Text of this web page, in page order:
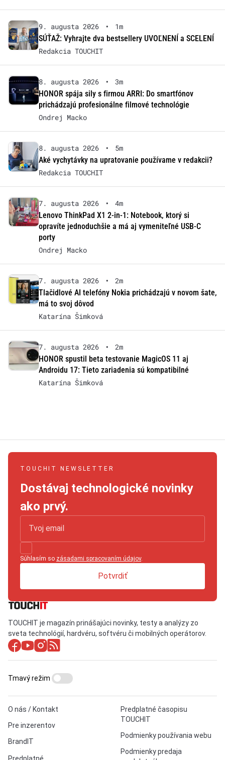
9. augusta 2026 •
1m
SÚŤAŽ: Vyhrajte dva bestsellery UVOĽNENÍ a SCELENÍ
Redakcia TOUCHIT
8. augusta 2026 •
3m
HONOR spája sily s firmou ARRI: Do smartfónov
prichádzajú profesionálne filmové technológie
Ondrej Macko
8. augusta 2026 •
5m
Aké vychytávky na upratovanie používame v redakcii?
Redakcia TOUCHIT
7. augusta 2026 •
4m
Lenovo ThinkPad X1 2-in-1: Notebook, ktorý si
opravíte jednoduchšie a má aj vymeniteľné USB-C
porty
Ondrej Macko
7. augusta 2026 •
2m
Tlačidlové AI telefóny Nokia prichádzajú v novom šate,
má to svoj dôvod
Katarína Šimková
7. augusta 2026 •
2m
HONOR spustil beta testovanie MagicOS 11 aj
Androidu 17: Tieto zariadenia sú kompatibilné
Katarína Šimková
TOUCHIT NEWSLETTER
Dostávaj technologické novinky
ako prvý.
Súhlasím so zásadami spracovaním údajov.
Potvrdiť
TOUCHIT je magazín prinášajúci novinky, testy a analýzy zo
sveta technológií, hardvéru, softvéru či mobilných operátorov.
O nás / Kontakt
Pre inzerentov
BrandIT
Predplatné časopisu
TOUCHIT
Podmienky používania webu
Podmienky predaja
Tmavý režim